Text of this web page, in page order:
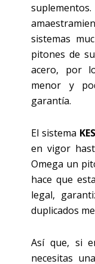
sistemas
pitones de
acero, por
menor y
garantía.
El sistema
en vigor
Omega un
hace que
legal,
duplicados
Así que, si
necesitas